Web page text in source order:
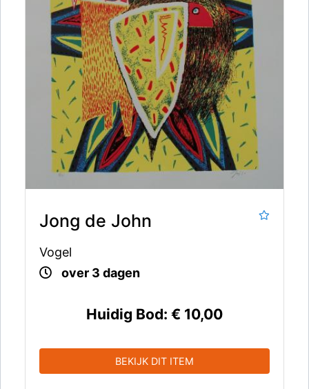
Jong de John
Vogel
over 3 dagen
Huidig Bod: € 10,00
BEKIJK DIT ITEM